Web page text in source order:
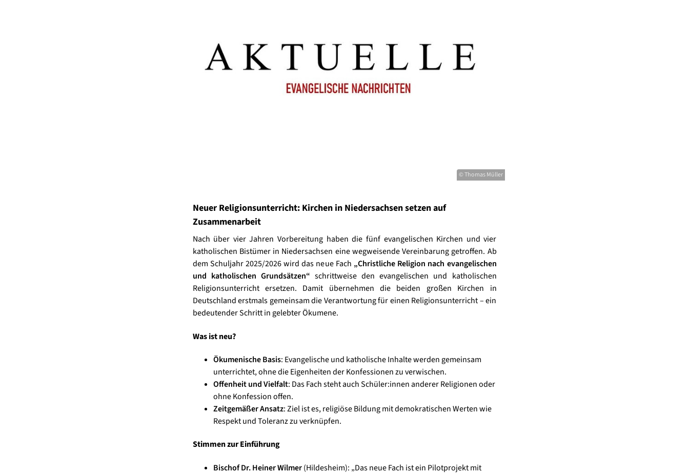
© Thomas Müller
Neuer Religionsunterricht: Kirchen in Niedersachsen setzen auf
Zusammenarbeit
Nach über vier Jahren Vorbereitung haben die fünf evangelischen Kirchen und vier
katholischen Bistümer in Niedersachsen eine wegweisende Vereinbarung getroffen. Ab
dem Schuljahr 2025/2026 wird das neue Fach „Christliche Religion nach evangelischen
und katholischen Grundsätzen“ schrittweise den evangelischen und katholischen
Religionsunterricht ersetzen. Damit übernehmen die beiden großen Kirchen in
Deutschland erstmals gemeinsam die Verantwortung für einen Religionsunterricht – ein
bedeutender Schritt in gelebter Ökumene.
Was ist neu?
Ökumenische Basis: Evangelische und katholische Inhalte werden gemeinsam
unterrichtet, ohne die Eigenheiten der Konfessionen zu verwischen.
Offenheit und Vielfalt: Das Fach steht auch Schüler:innen anderer Religionen oder
ohne Konfession offen.
Zeitgemäßer Ansatz: Ziel ist es, religiöse Bildung mit demokratischen Werten wie
Respekt und Toleranz zu verknüpfen.
Stimmen zur Einführung
Bischof Dr. Heiner Wilmer(Hildesheim): „Das neue Fach ist ein Pilotprojekt mit